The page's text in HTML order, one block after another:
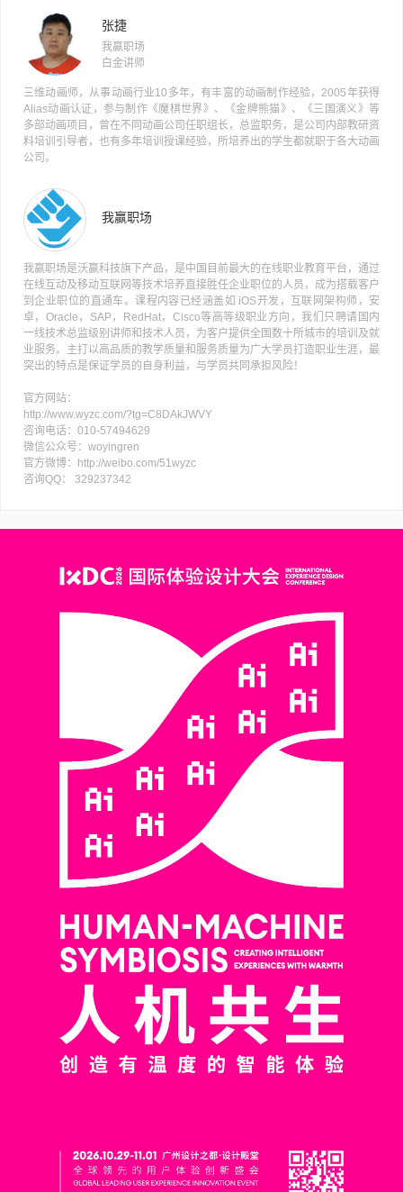
张捷
我赢职场
白金讲师
三维动画师，从事动画行业10多年，有丰富的动画制作经验，2005年获得
Alias动画认证，参与制作《魔棋世界》、《金牌熊猫》、《三国演义》等
多部动画项目，曾在不同动画公司任职组长，总监职务，是公司内部教研资
料培训引导者，也有多年培训授课经验，所培养出的学生都就职于各大动画
公司。
我赢职场
我赢职场是沃赢科技旗下产品，是中国目前最大的在线职业教育平台，通过
在线互动及移动互联网等技术培养直接胜任企业职位的人员，成为搭载客户
到企业职位的直通车。课程内容已经涵盖如 iOS开发，互联网架构师，安
卓，Oracle，SAP，RedHat，Cisco等高等级职业方向，我们只聘请国内
一线技术总监级别讲师和技术人员，为客户提供全国数十所城市的培训及就
业服务。主打以高品质的教学质量和服务质量为广大学员打造职业生涯，最
突出的特点是保证学员的自身利益，与学员共同承担风险！
官方网站：
http://www.wyzc.com/?tg=C8DAkJWVY
咨询电话：010-57494629
微信公众号：woyingren
官方微博：http://weibo.com/51wyzc
咨询QQ： 329237342